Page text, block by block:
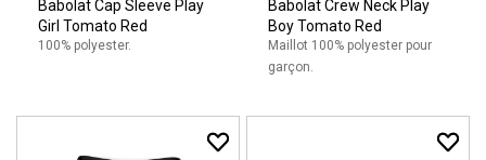
Babolat Cap Sleeve Play
Girl Tomato Red
100% polyester.
Babolat Crew Neck Play
Boy Tomato Red
Maillot 100% polyester pour
garçon.